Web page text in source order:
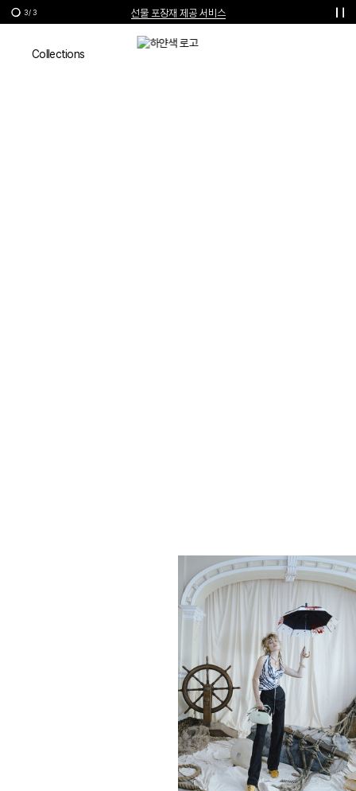
선물 포장재 제공 서비스
한여름의 특별한 선물, 10% 할인 쿠폰
3/ 3
Lookbook
Collections